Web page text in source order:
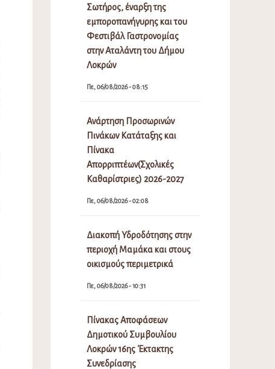
Σωτήρος, έναρξη της
εμποροπανήγυρης και του
Φεστιβάλ Γαστρονομίας
στην Αταλάντη του Δήμου
Λοκρών
Πε, 06/08/2026 - 08:15
Ανάρτηση Προσωρινών
Πινάκων Κατάταξης και
Πίνακα
Απορριπτέων(Σχολικές
Καθαρίστριες) 2026-2027
Πε, 06/08/2026 - 02:08
Διακοπή Υδροδότησης στην
περιοχή Μαμάκα και στους
οικισμούς περιμετρικά
Πε, 06/08/2026 - 10:31
Πίνακας Αποφάσεων
Δημοτικού Συμβουλίου
Λοκρών 16ης Έκτακτης
Συνεδρίασης